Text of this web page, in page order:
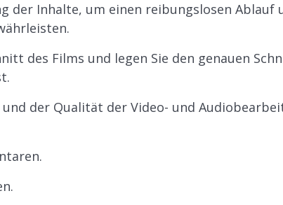
der Inhalte, um einen reibungslosen Ablauf
des Films und legen Sie den genauen
der Qualität der Video- und